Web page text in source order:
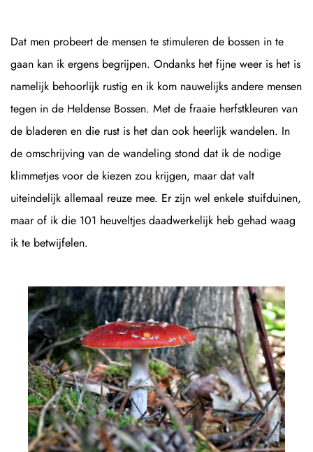
Dat men probeert de mensen te stimuleren de bossen in te
gaan kan ik ergens begrijpen. Ondanks het fijne weer is het is
namelijk behoorlijk rustig en ik kom nauwelijks andere mensen
tegen in de Heldense Bossen. Met de fraaie herfstkleuren van
de bladeren en die rust is het dan ook heerlijk wandelen. In
de omschrijving van de wandeling stond dat ik de nodige
klimmetjes voor de kiezen zou krijgen, maar dat valt
uiteindelijk allemaal reuze mee. Er zijn wel enkele stuifduinen,
maar of ik die 101 heuveltjes daadwerkelijk heb gehad waag
ik te betwijfelen.